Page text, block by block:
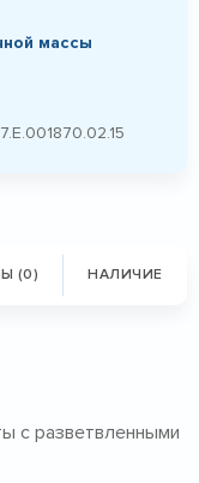
массы
(0) НАЛИЧИЕ
с разветвленными